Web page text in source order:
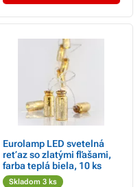
Eurolamp LED svetelná
reťaz so zlatými fľašami,
farba teplá biela, 10 ks
Skladom 3 ks